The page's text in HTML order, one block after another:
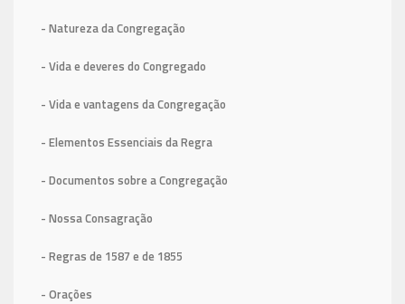
- Natureza da Congregação
- Vida e deveres do Congregado
- Vida e vantagens da Congregação
- Elementos Essenciais da Regra
- Documentos sobre a Congregação
- Nossa Consagração
- Regras de 1587 e de 1855
- Orações